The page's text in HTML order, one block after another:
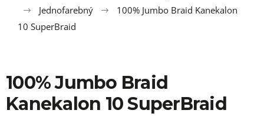
Jednofarebný
100% Jumbo Braid Kanekalon
10 SuperBraid
100% Jumbo Braid
Kanekalon 10 SuperBraid
b
e
t
e